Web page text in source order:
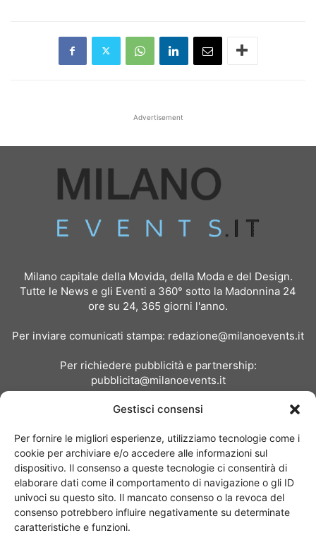
Gestisci consensi
Per fornire le migliori esperienze, utilizziamo tecnologie come i
cookie per archiviare e/o accedere alle informazioni sul
dispositivo. Il consenso a queste tecnologie ci consentirà di
elaborare dati come il comportamento di navigazione o gli ID
univoci su questo sito. Il mancato consenso o la revoca del
consenso potrebbero influire negativamente su determinate
caratteristiche e funzioni.
Advertisement
Milano capitale della Movida, della Moda e del Design.
Tutte le News e gli Eventi a 360° sotto la Madonnina 24
ore su 24, 365 giorni l'anno.
Per inviare comunicati stampa: redazione@milanoevents.it
Per richiedere pubblicità e partnership:
pubblicita@milanoevents.it
Chi siamo I Nostri Clienti